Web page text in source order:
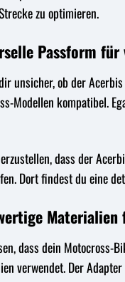
zu optimieren.
Passform
unsicher, ob der
Modellen kompatibel.
dass der
Dort findest du eine
dass dein Motocross-
verwendet. Der